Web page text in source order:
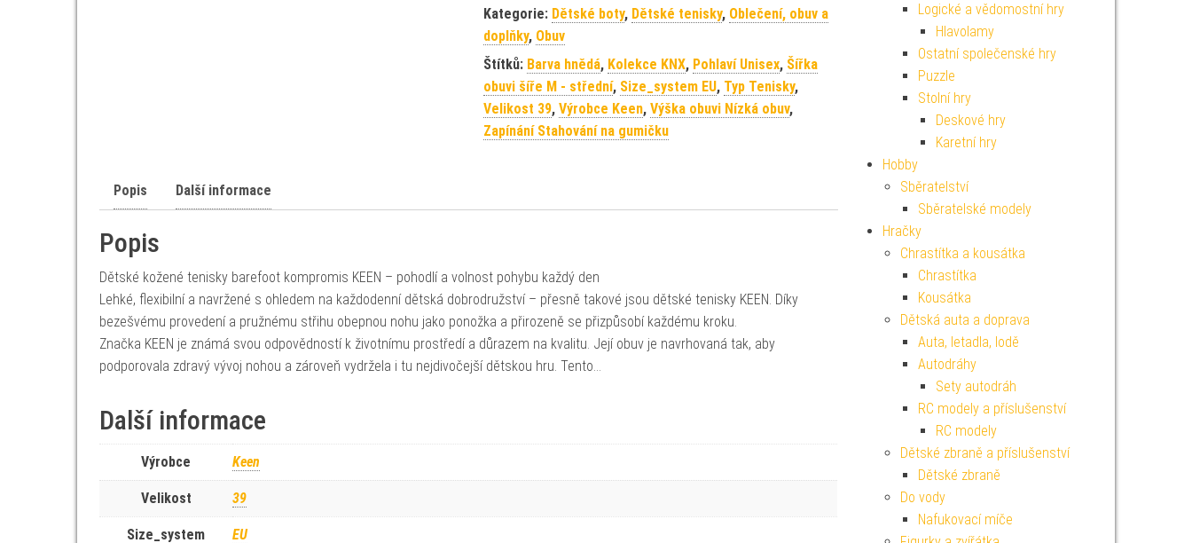
Kategorie: Dětské boty, Dětské tenisky, Oblečení, obuv a
doplňky, Obuv
Štítků: Barva hnědá, Kolekce KNX, Pohlaví Unisex, Šířka
obuvi šíře M - střední, Size_system EU, Typ Tenisky,
Velikost 39, Výrobce Keen, Výška obuvi Nízká obuv,
Zapínání Stahování na gumičku
Popis Další informace
Popis
Dětské kožené tenisky barefoot kompromis KEEN – pohodlí a volnost pohybu každý den
Lehké, flexibilní a navržené s ohledem na každodenní dětská dobrodružství – přesně takové jsou dětské tenisky KEEN. Díky
bezešvému provedení a pružnému střihu obepnou nohu jako ponožka a přirozeně se přizpůsobí každému kroku.
Značka KEEN je známá svou odpovědností k životnímu prostředí a důrazem na kvalitu. Její obuv je navrhovaná tak, aby
podporovala zdravý vývoj nohou a zároveň vydržela i tu nejdivočejší dětskou hru. Tento…
Další informace
Výrobce Keen
Velikost 39
Size_system EU
Logické a vědomostní hry
Hlavolamy
Ostatní společenské hry
Puzzle
Stolní hry
Deskové hry
Karetní hry
Hobby
Sběratelství
Sběratelské modely
Hračky
Chrastítka a kousátka
Chrastítka
Kousátka
Dětská auta a doprava
Auta, letadla, lodě
Autodráhy
Sety autodráh
RC modely a příslušenství
RC modely
Dětské zbraně a příslušenství
Dětské zbraně
Do vody
Nafukovací míče